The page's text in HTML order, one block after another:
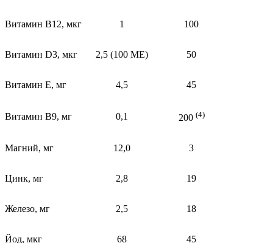
Витамин В12, мкг 1 100
Витамин D3, мкг 2,5 (100 МЕ) 50
Витамин Е, мг 4,5 45
Витамин В9, мг 0,1 200 (4)
Магний, мг 12,0 3
Цинк, мг 2,8 19
Железо, мг 2,5 18
Йод, мкг 68 45